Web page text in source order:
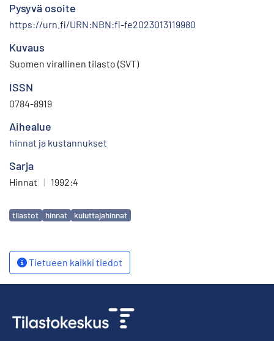
Pysyvä osoite
https://urn.fi/URN:NBN:fi-fe2023013119980
Kuvaus
Suomen virallinen tilasto (SVT)
ISSN
0784-8919
Aihealue
hinnat ja kustannukset
Sarja
Hinnat | 1992:4
Avainsanat
tilastot hinnat kuluttajahinnat
Tietueen kaikki tiedot